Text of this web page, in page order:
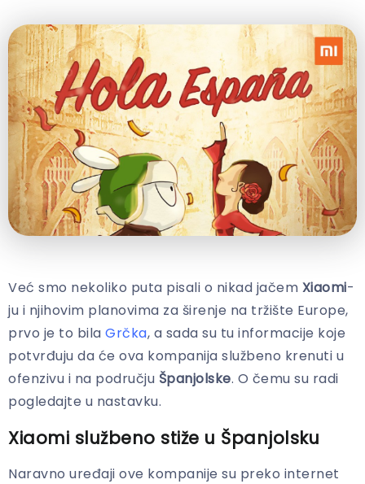
Već smo nekoliko puta pisali o nikad jačem Xiaomi-
ju i njihovim planovima za širenje na tržište Europe,
prvo je to bila Grčka, a sada su tu informacije koje
potvrđuju da će ova kompanija službeno krenuti u
ofenzivu i na području Španjolske. O čemu su radi
pogledajte u nastavku.
Xiaomi službeno stiže u Španjolsku
Naravno uređaji ove kompanije su preko internet